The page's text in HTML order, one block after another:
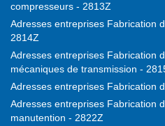
compresseurs - 2813Z
Adresses entreprises Fabrication
2814Z
Adresses entreprises Fabrication
mécaniques de transmission -
Adresses entreprises Fabrication
Adresses entreprises Fabrication
manutention - 2822Z